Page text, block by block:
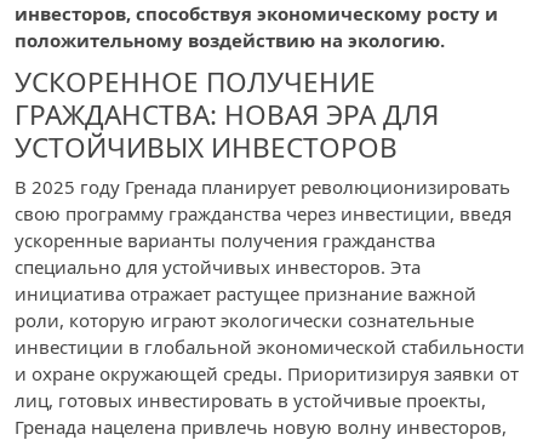
инвесторов, способствуя экономическому росту и
положительному воздействию на экологию.
УСКОРЕННОЕ ПОЛУЧЕНИЕ
ГРАЖДАНСТВА: НОВАЯ ЭРА ДЛЯ
УСТОЙЧИВЫХ ИНВЕСТОРОВ
В 2025 году Гренада планирует революционизировать
свою программу гражданства через инвестиции, введя
ускоренные варианты получения гражданства
специально для устойчивых инвесторов. Эта
инициатива отражает растущее признание важной
роли, которую играют экологически сознательные
инвестиции в глобальной экономической стабильности
и охране окружающей среды. Приоритизируя заявки от
лиц, готовых инвестировать в устойчивые проекты,
Гренада нацелена привлечь новую волну инвесторов,